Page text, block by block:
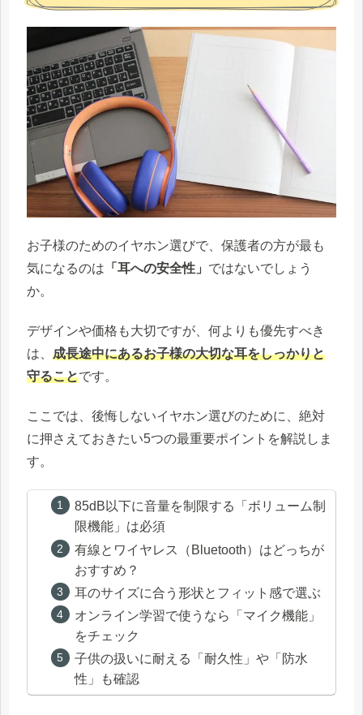
お子様のためのイヤホン選びで、保護者の方が最も
気になるのは 「耳への安全性」 ではないでしょう
か。
デザインや価格も大切ですが、何よりも優先すべき
は、 成長途中にあるお子様の大切な耳をしっかりと
守ることです。
ここでは、後悔しないイヤホン選びのために、絶対
に押さえておきたい5つの最重要ポイントを解説しま
す。
85dB以下に音量を制限する「ボリューム制
限機能」は必須
有線とワイヤレス（Bluetooth）はどっちが
おすすめ？
耳のサイズに合う形状とフィット感で選ぶ
オンライン学習で使うなら「マイク機能」
をチェック
子供の扱いに耐える「耐久性」や「防水
性」も確認